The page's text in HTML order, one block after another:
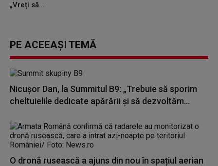
„Vreți să...
PE ACEEAȘI TEMĂ
Nicuşor Dan, la Summitul B9: „Trebuie să sporim
cheltuielile dedicate apărării şi să dezvoltăm...
O dronă rusească a ajuns din nou în spațiul aerian